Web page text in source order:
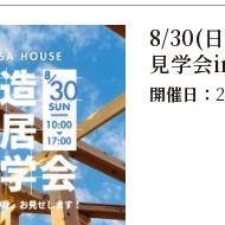
8/30(
見学会
開催日：